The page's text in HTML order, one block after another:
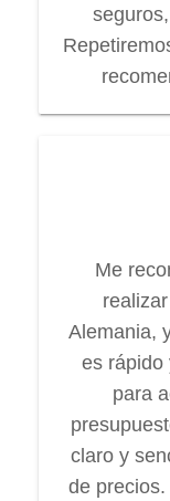
Me
Alemania,
es rápido
para
claro y
de